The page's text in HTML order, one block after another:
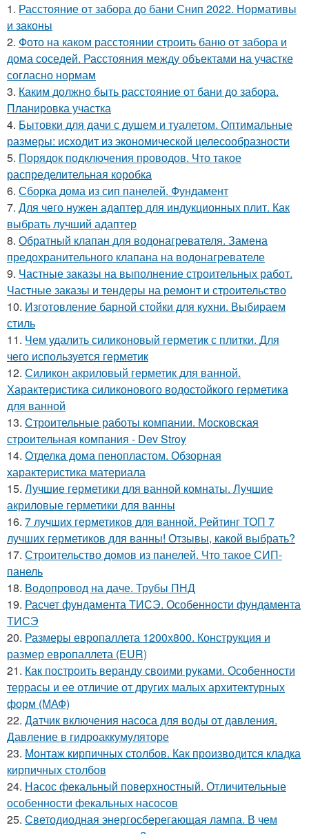
1. Расстояние от забора до бани Снип 2022. Нормативы
и законы
2. Фото на каком расстоянии строить баню от забора и
дома соседей. Расстояния между объектами на участке
согласно нормам
3. Каким должно быть расстояние от бани до забора.
Планировка участка
4. Бытовки для дачи с душем и туалетом. Оптимальные
размеры: исходит из экономической целесообразности
5. Порядок подключения проводов. Что такое
распределительная коробка
6. Сборка дома из сип панелей. Фундамент
7. Для чего нужен адаптер для индукционных плит. Как
выбрать лучший адаптер
8. Обратный клапан для водонагревателя. Замена
предохранительного клапана на водонагревателе
9. Частные заказы на выполнение строительных работ.
Частные заказы и тендеры на ремонт и строительство
10. Изготовление барной стойки для кухни. Выбираем
стиль
11. Чем удалить силиконовый герметик с плитки. Для
чего используется герметик
12. Силикон акриловый герметик для ванной.
Характеристика силиконового водостойкого герметика
для ванной
13. Строительные работы компании. Московская
строительная компания - Dev Stroy
14. Отделка дома пенопластом. Обзорная
характеристика материала
15. Лучшие герметики для ванной комнаты. Лучшие
акриловые герметики для ванны
16. 7 лучших герметиков для ванной. Рейтинг ТОП 7
лучших герметиков для ванны! Отзывы, какой выбрать?
17. Строительство домов из панелей. Что такое СИП-
панель
18. Водопровод на даче. Трубы ПНД
19. Расчет фундамента ТИСЭ. Особенности фундамента
ТИСЭ
20. Размеры европаллета 1200х800. Конструкция и
размер европаллета (EUR)
21. Как построить веранду своими руками. Особенности
террасы и ее отличие от других малых архитектурных
форм (МАФ)
22. Датчик включения насоса для воды от давления.
Давление в гидроаккумуляторе
23. Монтаж кирпичных столбов. Как производится кладка
кирпичных столбов
24. Насос фекальный поверхностный. Отличительные
особенности фекальных насосов
25. Светодиодная энергосберегающая лампа. В чем